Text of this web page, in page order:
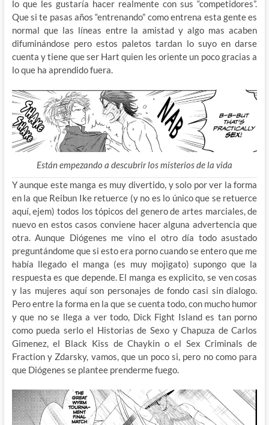
lo que les gustaría hacer realmente con sus “competidores”.
Que si te pasas años “entrenando” como entrena esta gente es
normal que las líneas entre la amistad y algo mas acaben
difuminándose pero estos paletos tardan lo suyo en darse
cuenta y tiene que ser Hart quien les oriente un poco gracias a
lo que ha aprendido fuera.
Están empezando a descubrir los misterios de la vida
Y aunque este manga es muy divertido, y solo por ver la forma
en la que Reibun Ike retuerce (y no es lo único que se retuerce
aquí, ejem) todos los tópicos del genero de artes marciales, de
nuevo en estos casos conviene hacer alguna advertencia que
otra. Aunque Diógenes me vino el otro día todo asustado
preguntándome que si esto era porno cuando se entero que me
había llegado el manga (es muy mojigato) supongo que la
respuesta es que depende. El manga es explicito, se ven cosas
y las mujeres aquí son personajes de fondo casi sin dialogo.
Pero entre la forma en la que se cuenta todo, con mucho humor
y que no se llega a ver todo, Dick Fight Island es tan porno
como pueda serlo el Historias de Sexo y Chapuza de Carlos
Gimenez, el Black Kiss de Chaykin o el Sex Criminals de
Fraction y Zdarsky, vamos, que un poco si, pero no como para
que Diógenes se plantee prenderme fuego.